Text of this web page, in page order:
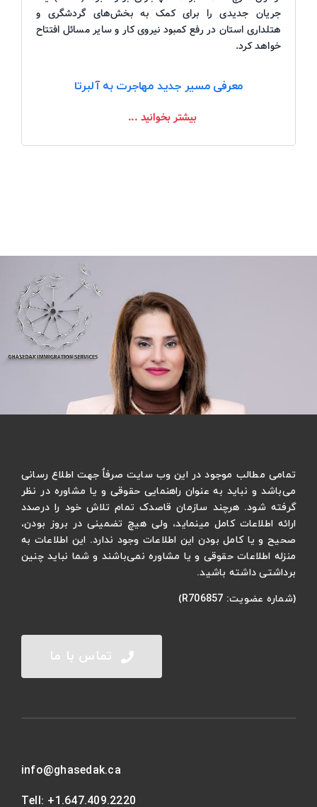
جریان جدیدی را برای کمک به بخش‌های گردشگری و
هتلداری استان در رفع کمبود نیروی کار و سایر مسائل افتتاح
خواهد کرد.
معرفی مسیر جدید مهاجرت به آلبرتا
بیشتر بخوانید ...
تمامی مطالب موجود در این وب سایت صرفاٌ جهت اطلاع رسانی
می‌باشد و نباید به عنوان راهنمایی حقوقی و یا مشاوره در نظر
گرفته شود. هرچند سازمان قاصدک تمام تلاش خود را درصدد
ارائه اطلاعات کامل مینماید، ولی هیچ تضمینی در بروز بودن،
صحیح و یا کامل بودن این اطلاعات وجود ندارد. این اطلاعات به
منزله اطلاعات حقوقی و یا مشاوره نمی‌باشند و شما نباید چنین
برداشتی داشته باشید.
(شماره عضویت: R706857)
تماس با ما
info@ghasedak.ca
Tell: +1.647.409.2220